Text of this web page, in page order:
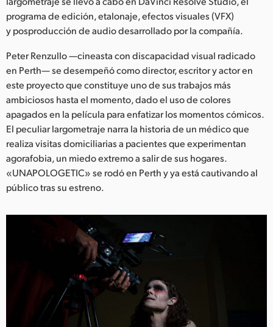
Korea
Malaysia
Netherlands
New Zealand
Norway
Poland
Singapore
South Africa
España
Sweden
programa de edición, etalonaje, efectos visuales (VFX)
y posproducción de audio desarrollado por la compañía.
Peter Renzullo —cineasta con discapacidad visual radicado
en Perth— se desempeñó como director, escritor y actor en
este proyecto que constituye uno de sus trabajos más
ambiciosos hasta el momento, dado el uso de colores
apagados en la película para enfatizar los momentos cómicos.
El peculiar largometraje narra la historia de un médico que
realiza visitas domiciliarias a pacientes que experimentan
agorafobia, un miedo extremo a salir de sus hogares.
«UNAPOLOGETIC» se rodó en Perth y ya está cautivando al
público tras su estreno.